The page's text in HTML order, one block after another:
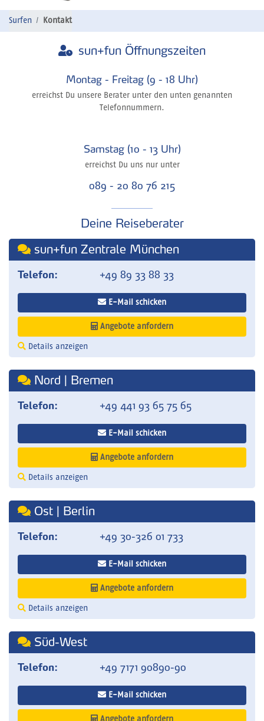
Surfen Kontakt
sun+fun Öffnungszeiten
Montag - Freitag (9 - 18 Uhr)
erreichst Du unsere Berater unter den unten genannten
Telefonnummern.
Samstag (10 - 13 Uhr)
erreichst Du uns nur unter
089 - 20 80 76 215
Deine Reiseberater
sun+fun Zentrale München
Telefon: +49 89 33 88 33
E-Mail schicken
Angebote anfordern
Details anzeigen
Nord | Bremen
Telefon: +49 441 93 65 75 65
E-Mail schicken
Angebote anfordern
Details anzeigen
Ost | Berlin
Telefon: +49 30-326 01 733
E-Mail schicken
Angebote anfordern
Details anzeigen
Süd-West
Telefon: +49 7171 90890-90
E-Mail schicken
Angebote anfordern